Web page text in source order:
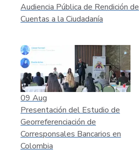
Audiencia Pública de Rendición de
Cuentas a la Ciudadanía
09 Aug
Presentación del Estudio de
Georreferenciación de
Corresponsales Bancarios en
Colombia